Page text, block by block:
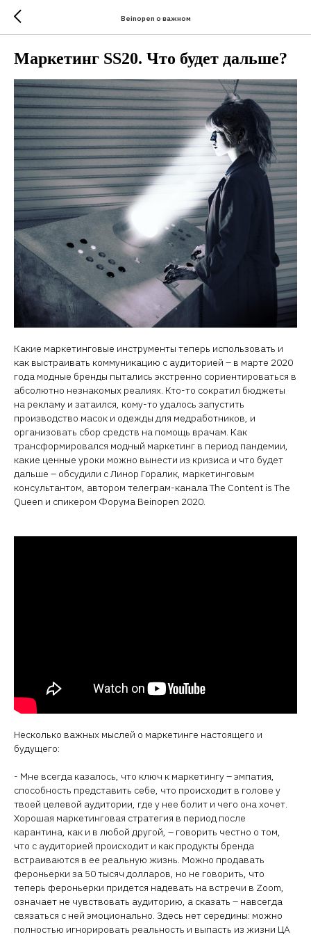
Beinopen о важном
Маркетинг SS20. Что будет дальше?
Какие маркетинговые инструменты теперь использовать и
как выстраивать коммуникацию с аудиторией – в марте 2020
года модные бренды пытались экстренно сориентироваться в
абсолютно незнакомых реалиях. Кто-то сократил бюджеты
на рекламу и затаился, кому-то удалось запустить
производство масок и одежды для медработников, и
организовать сбор средств на помощь врачам. Как
трансформировался модный маркетинг в период пандемии,
какие ценные уроки можно вынести из кризиса и что будет
дальше – обсудили с Линор Горалик, маркетинговым
консультантом, автором телеграм-канала The Content is The
Queen и спикером Форума Beinopen 2020.
Несколько важных мыслей о маркетинге настоящего и
будущего:
- Мне всегда казалось, что ключ к маркетингу – эмпатия,
способность представить себе, что происходит в голове у
твоей целевой аудитории, где у нее болит и чего она хочет.
Хорошая маркетинговая стратегия в период после
карантина, как и в любой другой, – говорить честно о том,
что с аудиторией происходит и как продукты бренда
встраиваются в ее реальную жизнь. Можно продавать
фероньерки за 50 тысяч долларов, но не говорить, что
теперь фероньерки придется надевать на встречи в Zoom,
означает не чувствовать аудиторию, а сказать – навсегда
связаться с ней эмоционально. Здесь нет середины: можно
полностью игнорировать реальность и выпасть из жизни ЦА